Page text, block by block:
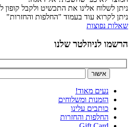
ניתן לשלוח אלינו את התכשיט ולקבל
ניתן לקרוא עוד בעמוד "החלפות והחזרות"
שאלות נפוצות
הרשמו לניוזלטר שלנו
נעים מאוד!
הזמנות ומשלוחים
כותבים עלינו
החלפות והחזרות